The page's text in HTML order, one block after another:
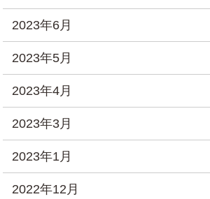
2023年6月
2023年5月
2023年4月
2023年3月
2023年1月
2022年12月